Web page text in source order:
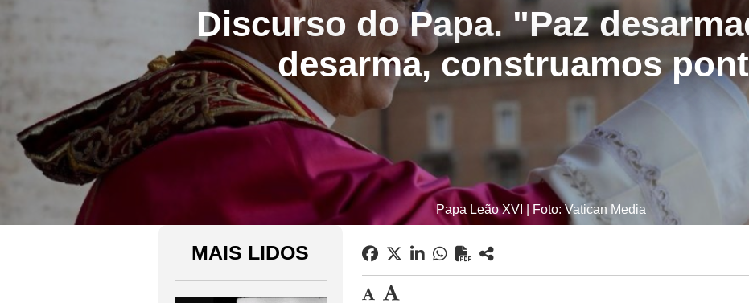
Discurso do Papa. "Paz
desarma, construamos
Papa Leão XVI | Foto: Vatican Media
MAIS LIDOS